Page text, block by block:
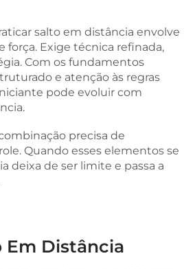
salto em distância envolve
força. Exige técnica refinada,
Com os fundamentos
e atenção às regras
pode evoluir com
precisa de
Quando esses elementos se
deixa de ser limite e passa a
Em Distância